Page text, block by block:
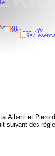
Alberti et Piero
suivant des